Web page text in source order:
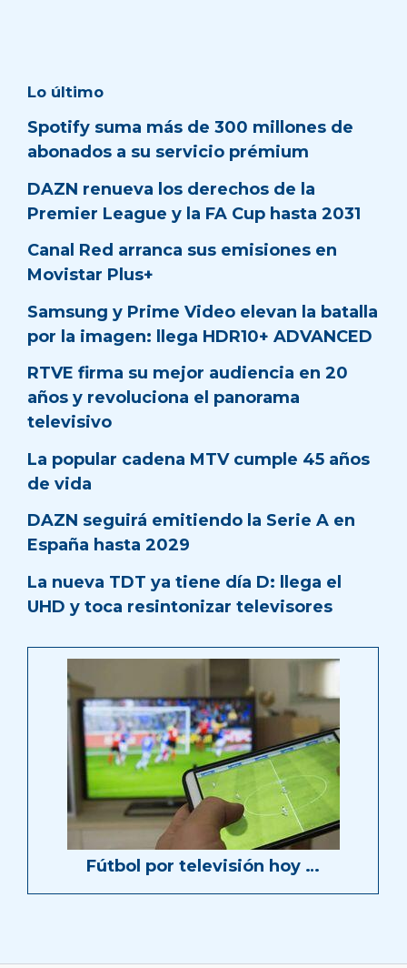
Lo último
Spotify suma más de 300 millones de
abonados a su servicio prémium
DAZN renueva los derechos de la
Premier League y la FA Cup hasta 2031
Canal Red arranca sus emisiones en
Movistar Plus+
Samsung y Prime Video elevan la batalla
por la imagen: llega HDR10+ ADVANCED
RTVE firma su mejor audiencia en 20
años y revoluciona el panorama
televisivo
La popular cadena MTV cumple 45 años
de vida
DAZN seguirá emitiendo la Serie A en
España hasta 2029
La nueva TDT ya tiene día D: llega el
UHD y toca resintonizar televisores
Fútbol por televisión hoy …